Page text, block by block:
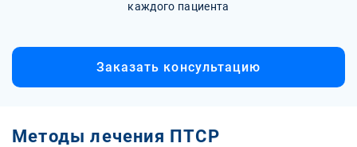
каждого пациента
Заказать консультацию
Методы лечения ПТСР